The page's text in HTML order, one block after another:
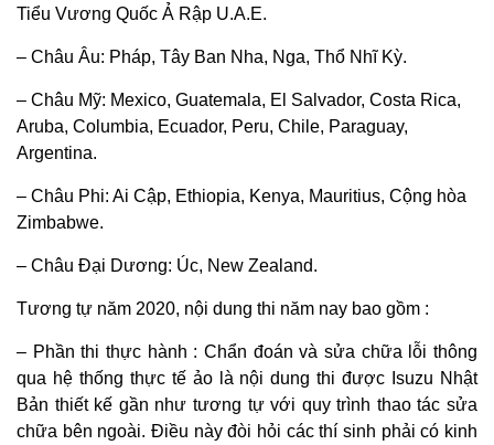
Tiểu Vương Quốc Ả Rập U.A.E.
– Châu Âu: Pháp, Tây Ban Nha, Nga, Thổ Nhĩ Kỳ.
– Châu Mỹ: Mexico, Guatemala, El Salvador, Costa Rica,
Aruba, Columbia, Ecuador, Peru, Chile, Paraguay,
Argentina.
– Châu Phi: Ai Cập, Ethiopia, Kenya, Mauritius, Cộng hòa
Zimbabwe.
– Châu Đại Dương: Úc, New Zealand.
Tương tự năm 2020, nội dung thi năm nay bao gồm :
– Phần thi thực hành : Chẩn đoán và sửa chữa lỗi thông
qua hệ thống thực tế ảo là nội dung thi được Isuzu Nhật
Bản thiết kế gần như tương tự với quy trình thao tác sửa
chữa bên ngoài. Điều này đòi hỏi các thí sinh phải có kinh